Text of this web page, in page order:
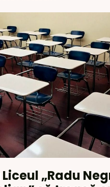
„Radu